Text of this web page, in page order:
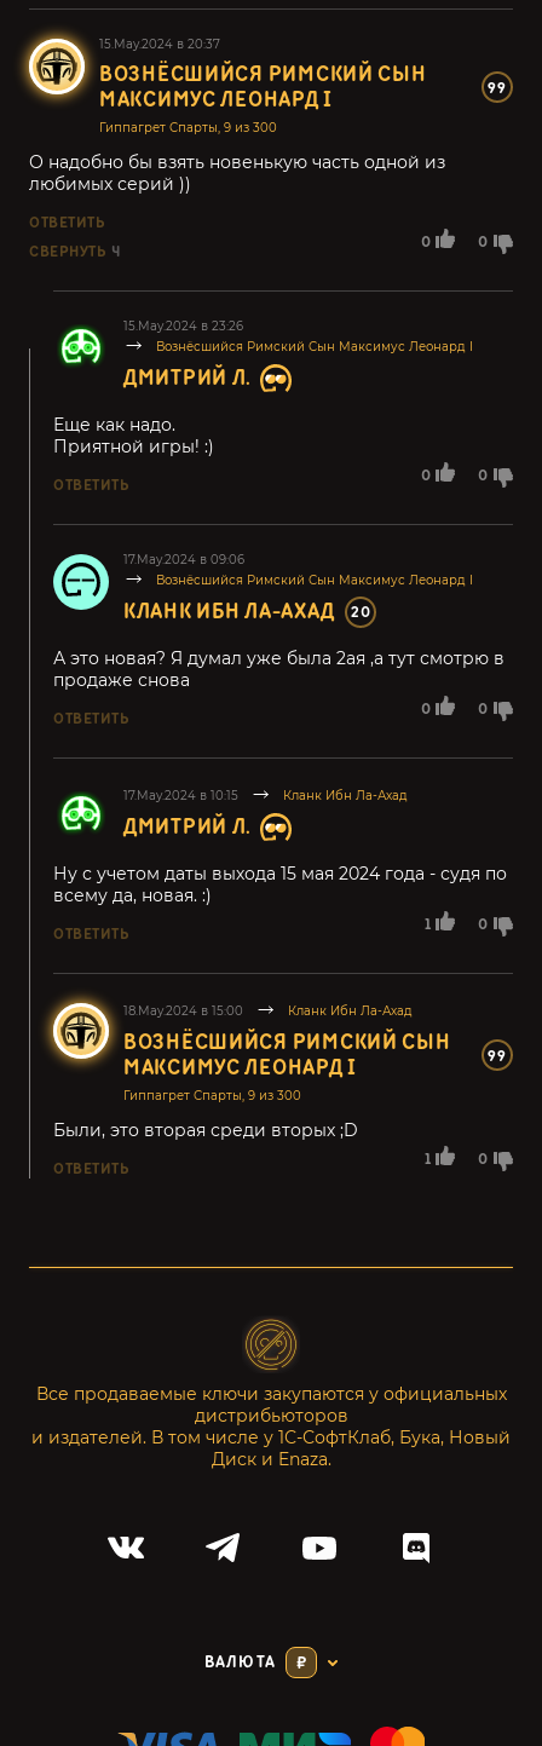
15.May.2024 в 20:37
ВОЗНЁСШИЙСЯ РИМСКИЙ СЫН
МАКСИМУС ЛЕОНАРД I
99
Гиппагрет Спарты, 9 из 300
0 0
О надобно бы взять новенькую часть одной из
любимых серий ))
ОТВЕТИТЬ
СВЕРНУТЬ 4
15.May.2024 в 23:26
Вознёсшийся Римский Сын Максимус Леонард I
ДМИТРИЙ Л.
0 0
Еще как надо.
Приятной игры! :)
ОТВЕТИТЬ
17.May.2024 в 09:06
Вознёсшийся Римский Сын Максимус Леонард I
КЛАНК ИБН ЛА-АХАД 20
0 0
А это новая? Я думал уже была 2ая ,а тут смотрю в
продаже снова
ОТВЕТИТЬ
17.May.2024 в 10:15 Кланк Ибн Ла-Ахад
ДМИТРИЙ Л.
1 0
Ну с учетом даты выхода 15 мая 2024 года - судя по
всему да, новая. :)
ОТВЕТИТЬ
18.May.2024 в 15:00 Кланк Ибн Ла-Ахад
ВОЗНЁСШИЙСЯ РИМСКИЙ СЫН
МАКСИМУС ЛЕОНАРД I
99
Гиппагрет Спарты, 9 из 300
1 0
Были, это вторая среди вторых ;D
ОТВЕТИТЬ
Все продаваемые ключи закупаются у официальных
дистрибьюторов
и издателей. В том числе у 1С-СофтКлаб, Бука, Новый
Диск и Enaza.
ВАЛЮТА ₽